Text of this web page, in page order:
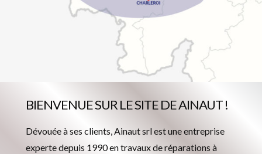
BIENVENUE SUR LE SITE DE AINAUT !
Dévouée à ses clients, Ainaut srl est une entreprise
experte depuis 1990 en travaux de réparations à